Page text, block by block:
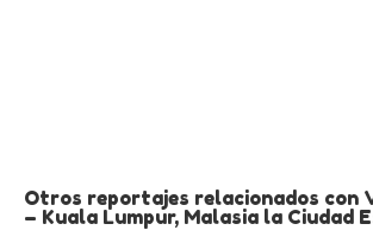
Otros reportajes relacionados con
– Kuala Lumpur, Malasia la Ciudad